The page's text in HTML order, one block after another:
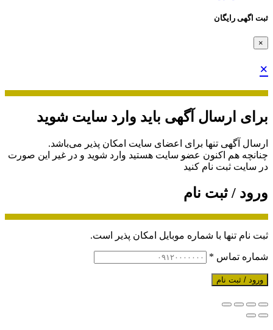
ثبت اگهی رایگان
×
×
برای ارسال آگهی باید وارد سایت شوید
ارسال آگهی تنها برای اعضای سایت امکان پذیر می‌باشد.
چنانچه هم‌ اکنون عضو سایت هستید وارد شوید و در غیر این صورت
در سایت ثبت نام کنید
ورود / ثبت نام
ثبت نام تنها با شماره موبایل امکان پذیر است.
شماره تماس *
ورود / ثبت نام